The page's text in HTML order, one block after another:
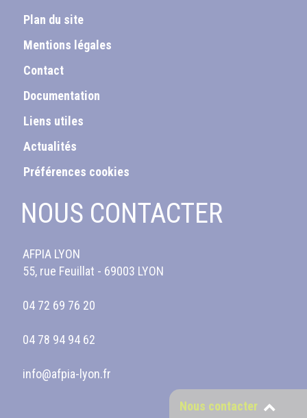
Plan du site
Mentions légales
Contact
Documentation
Liens utiles
Actualités
Préférences cookies
NOUS CONTACTER
AFPIA LYON
55, rue Feuillat - 69003 LYON
04 72 69 76 20
04 78 94 94 62
info@afpia-lyon.fr
Nous contacter